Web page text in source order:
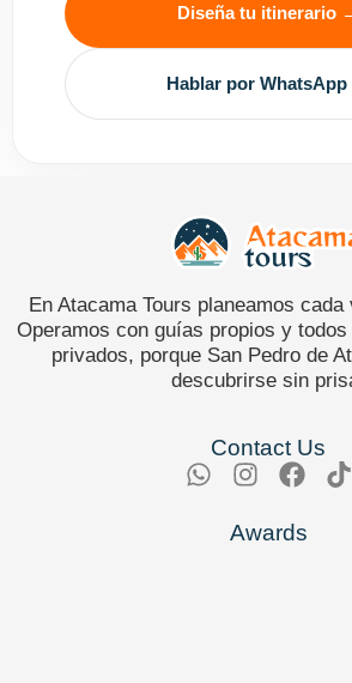
Diseña tu itinerario
Hablar por
En Atacama Tours planeamos
Operamos con guías propios y
privados, porque San Pedro de
descubrirse sin
Contact Us
Awards